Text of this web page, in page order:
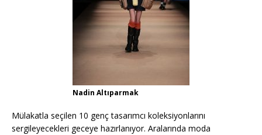
Nadin Altıparmak
Mülakatla seçilen 10 genç tasarımcı koleksiyonlarını
sergileyecekleri geceye hazırlanıyor. Aralarında moda